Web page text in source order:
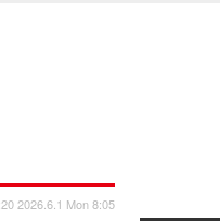
2026.6.1 Mon 8:05